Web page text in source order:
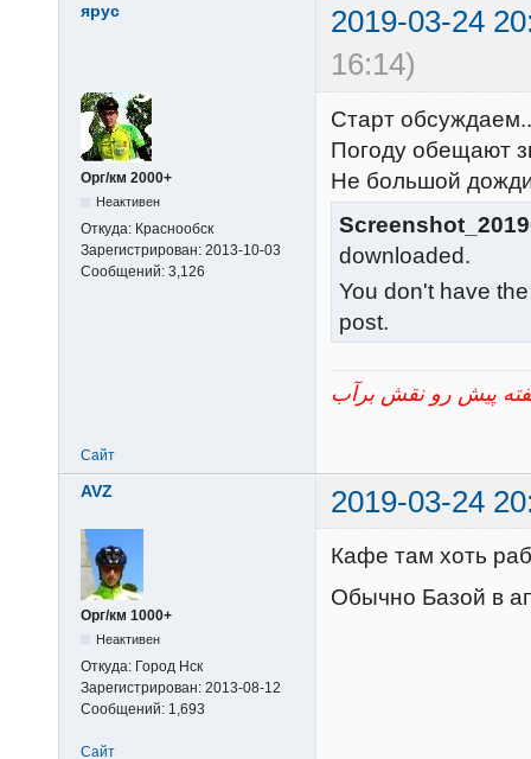
ярус
2019-03-24
16:14)
Орг/км 2000+
Неактивен
Откуда: Краснообск
Зарегистрирован: 2013-10-03
Сообщений: 3,126
Старт
Погоду обещают
Не большой
downloaded.
You don't have
post.
Сайт
AVZ 2019-03-24
Орг/км 1000+
Неактивен
Откуда: Город Нск
Зарегистрирован: 2013-08-12
Сообщений: 1,693
Кафе там хоть
Обычно Базой в
Сайт